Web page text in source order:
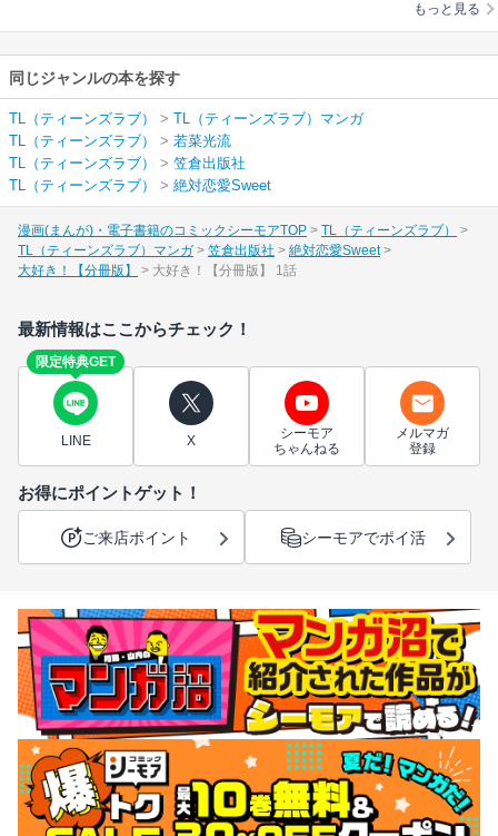
もっと見る
同じジャンルの本を探す
TL（ティーンズラブ） > TL（ティーンズラブ）マンガ
TL（ティーンズラブ）
> 若菜光流
TL（ティーンズラブ）
> 笠倉出版社
TL（ティーンズラブ）
> 絶対恋愛Sweet
漫画(まんが)・電子書籍のコミックシーモアTOP
TL（ティーンズラブ）
TL（ティーンズラブ）マンガ
笠倉出版社
絶対恋愛Sweet
大好き！【分冊版】
大好き！【分冊版】 1話
最新情報はここからチェック！
限定特典GET
LINE X
シーモア
ちゃんねる
メルマガ
登録
お得にポイントゲット！
ご来店ポイント シーモアでポイ活